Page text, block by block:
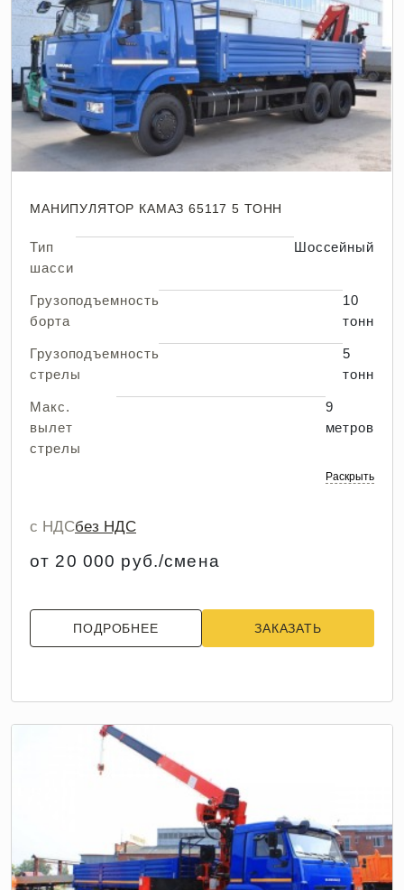
МАНИПУЛЯТОР КАМАЗ 65117 5 ТОНН
Тип
шасси
Шоссейный
Грузоподъемность
борта
10
тонн
Грузоподъемность
стрелы
5
тонн
Макс.
вылет
стрелы
9
метров
Раскрыть
с НДСбез НДС
от 20 000 руб./смена
ПОДРОБНЕЕ ЗАКАЗАТЬ